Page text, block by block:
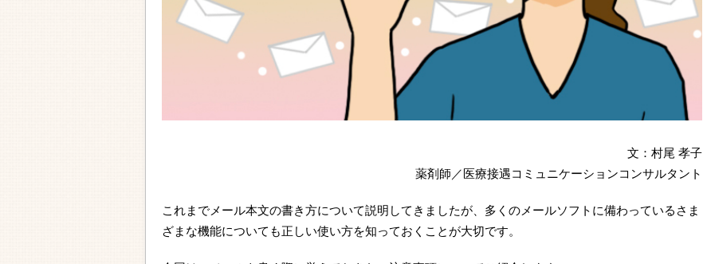
文：村尾 孝子
薬剤師／医療接遇コミュニケーションコンサルタント
これまでメール本文の書き方について説明してきましたが、多くのメールソフトに備わっているさま
ざまな機能についても正しい使い方を知っておくことが大切です。